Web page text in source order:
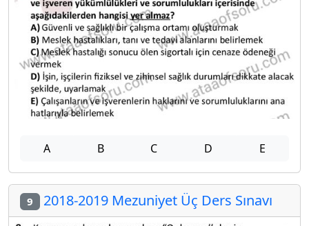
A B C D E
9 2018-2019 Mezuniyet Üç Ders Sınavı